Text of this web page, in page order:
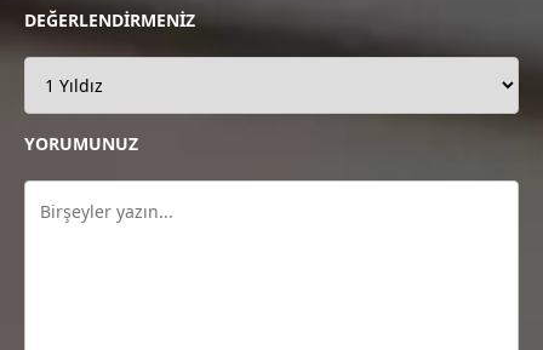
DEĞERLENDİRMENİZ
YORUMUNUZ